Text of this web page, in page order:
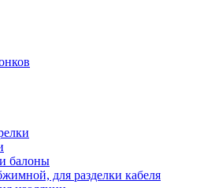
балоны
для разделки кабеля